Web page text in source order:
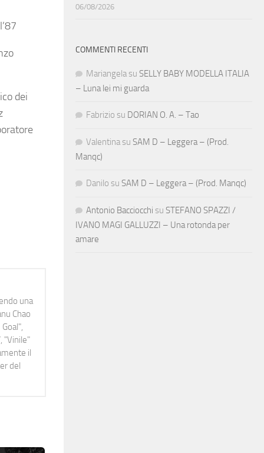
dei
una
Chao
"Vinile"
il
del
06/08/2026
COMMENTI RECENTI
Mariangela su SELLY BABY MODELLA ITALIA
– Luna lei mi guarda
Fabrizio su DORIAN O. A. – Tao
Valentina su SAM D – Leggera – (Prod.
Manqc)
Danilo su SAM D – Leggera – (Prod. Manqc)
Antonio Bacciocchi su STEFANO SPAZZI /
IVANO MAGI GALLUZZI – Una rotonda per
amare